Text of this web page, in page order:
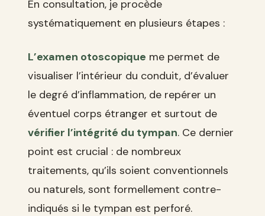
En consultation, je procède
systématiquement en plusieurs étapes :
L’examen otoscopique me permet de
visualiser l’intérieur du conduit, d’évaluer
le degré d’inflammation, de repérer un
éventuel corps étranger et surtout de
vérifier l’intégrité du tympan. Ce dernier
point est crucial : de nombreux
traitements, qu’ils soient conventionnels
ou naturels, sont formellement contre-
indiqués si le tympan est perforé.